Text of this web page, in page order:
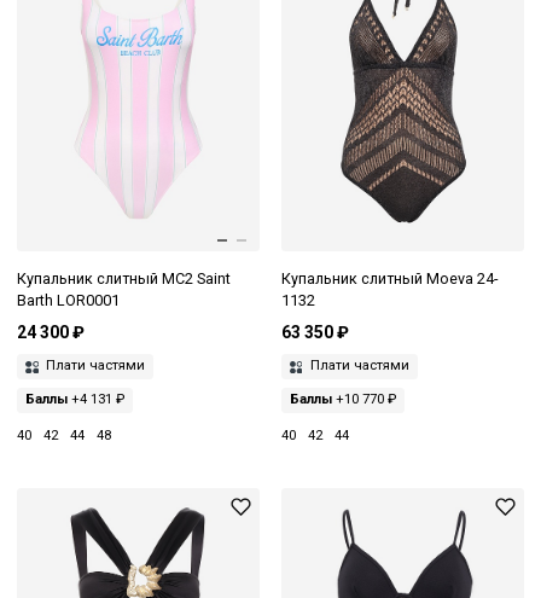
Купальник слитный MC2 Saint
Barth LOR0001
24 300 ₽
Плати частями
Баллы +4 131 ₽
40 42 44 48
Купальник слитный Moeva 24-
1132
63 350 ₽
Плати частями
Баллы+10 770 ₽
40 42 44